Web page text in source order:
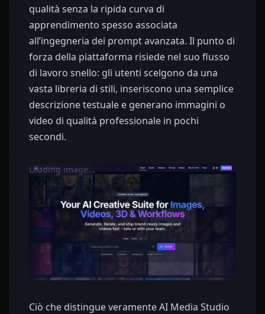
qualità senza la ripida curva di
apprendimento spesso associata
all’ingegneria dei prompt avanzata. Il punto di
forza della piattaforma risiede nel suo flusso
di lavoro snello: gli utenti scelgono da una
vasta libreria di stili, inseriscono una semplice
descrizione testuale e generano immagini o
video di qualità professionale in pochi
secondi.
Loading image...
Ciò che distingue veramente AI Media Studio